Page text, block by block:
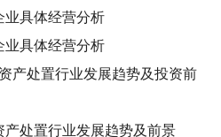
业具体经营分析
业具体经营分析
产处置行业发展趋势及投资前
产处置行业发展趋势及前景